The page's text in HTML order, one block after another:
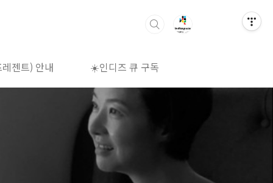
젠트) 안내 ☀️인디즈 큐 구독